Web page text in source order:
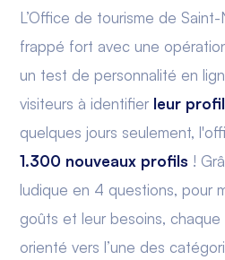
L’Office de tourisme de
frappé fort avec une
un test de personnalité en
visiteurs à identifier leur
quelques jours seulement,
1.300 nouveaux profils !
ludique en 4 questions, pour
goûts et leur besoins,
orienté vers l’une des